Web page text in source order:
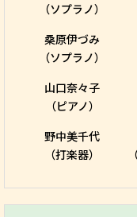
（ソプラノ）
桑原伊づみ
（ソプラノ）
山口奈々子
（ピアノ）
野中美千代
（打楽器）